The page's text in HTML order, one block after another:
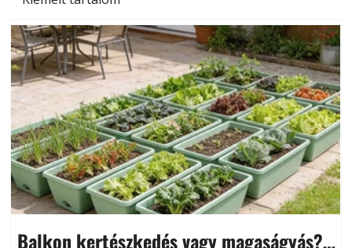
Balkon kertészkedés vagy magaságyás?